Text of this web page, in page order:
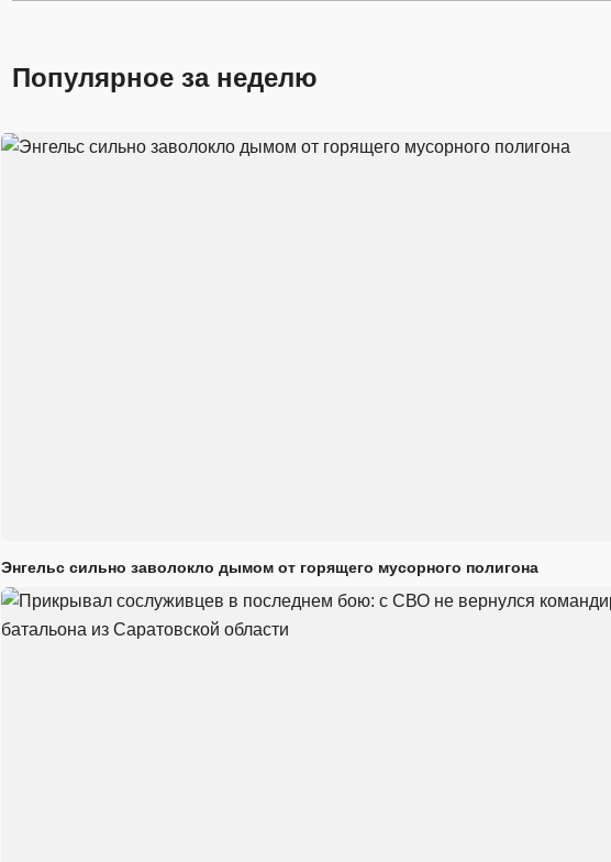
Популярное за неделю
Энгельс сильно заволокло дымом от горящего мусорного полигона